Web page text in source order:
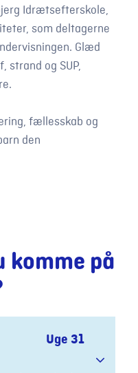
Idrætsefterskole,
som deltagerne
Glæd
strand og SUP,
fællesskab og
den
komme på
Uge 31